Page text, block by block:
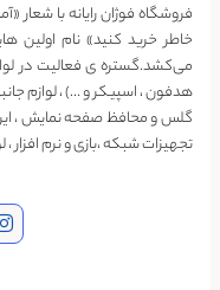
فروشگاه فوژان رایانه با شعار
خاطر خرید کنید» نام اولین
می‌کشد.گستره ی فعالیت در
هدفون ، اسپیکر و …) ، لوازم
گلس و محافظ صفحه نمایش ،
تجهیزات شبکه ،بازی و نرم افزار